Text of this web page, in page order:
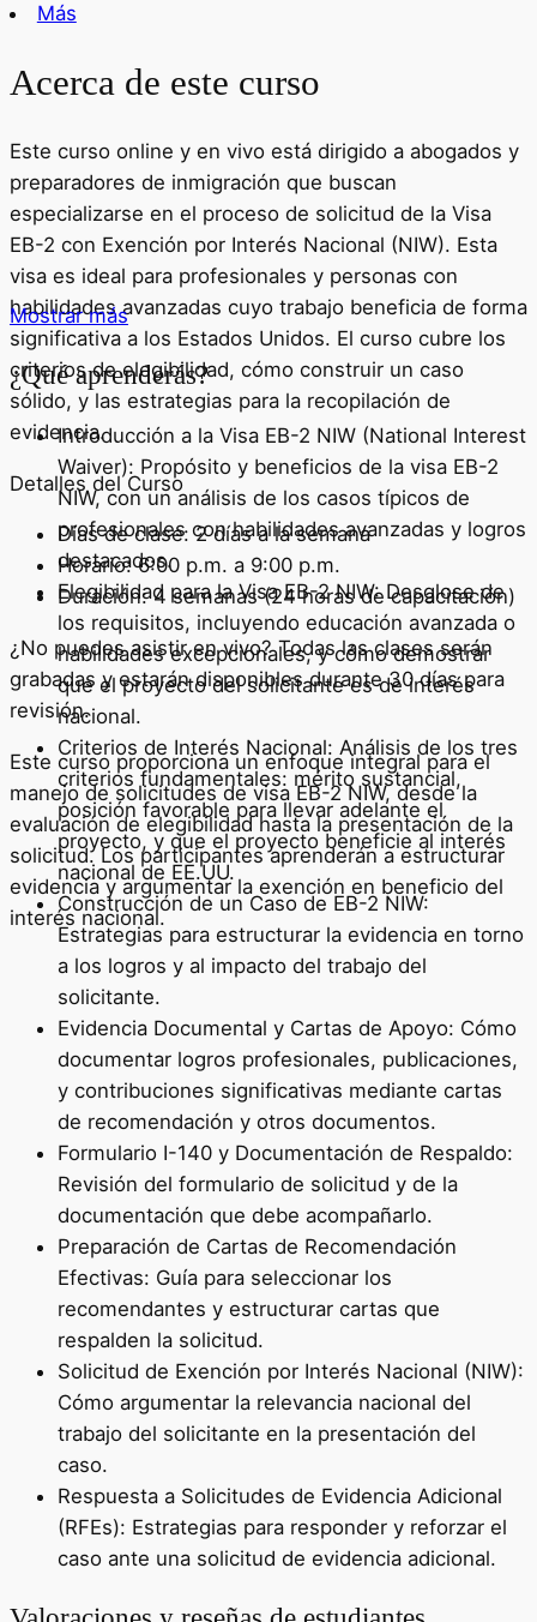
Más
Acerca de este curso
Este curso online y en vivo está dirigido a abogados y
preparadores de inmigración que buscan
especializarse en el proceso de solicitud de la Visa
EB-2 con Exención por Interés Nacional (NIW). Esta
visa es ideal para profesionales y personas con
habilidades avanzadas cuyo trabajo beneficia de forma
significativa a los Estados Unidos. El curso cubre los
criterios de elegibilidad, cómo construir un caso
sólido, y las estrategias para la recopilación de
evidencia.
Detalles del Curso
Días de clase: 2 días a la semana
Horario: 6:00 p.m. a 9:00 p.m.
Duración: 4 semanas (24 horas de capacitación)
¿No puedes asistir en vivo? Todas las clases serán
grabadas y estarán disponibles durante 30 días para
revisión.
Este curso proporciona un enfoque integral para el
manejo de solicitudes de visa EB-2 NIW, desde la
evaluación de elegibilidad hasta la presentación de la
solicitud. Los participantes aprenderán a estructurar
evidencia y argumentar la exención en beneficio del
interés nacional.
Mostrar más
¿Qué aprenderás?
Introducción a la Visa EB-2 NIW (National Interest
Waiver): Propósito y beneficios de la visa EB-2
NIW, con un análisis de los casos típicos de
profesionales con habilidades avanzadas y logros
destacados.
Elegibilidad para la Visa EB-2 NIW: Desglose de
los requisitos, incluyendo educación avanzada o
habilidades excepcionales, y cómo demostrar
que el proyecto del solicitante es de interés
nacional.
Criterios de Interés Nacional: Análisis de los tres
criterios fundamentales: mérito sustancial,
posición favorable para llevar adelante el
proyecto, y que el proyecto beneficie al interés
nacional de EE.UU.
Construcción de un Caso de EB-2 NIW:
Estrategias para estructurar la evidencia en torno
a los logros y al impacto del trabajo del
solicitante.
Evidencia Documental y Cartas de Apoyo: Cómo
documentar logros profesionales, publicaciones,
y contribuciones significativas mediante cartas
de recomendación y otros documentos.
Formulario I-140 y Documentación de Respaldo:
Revisión del formulario de solicitud y de la
documentación que debe acompañarlo.
Preparación de Cartas de Recomendación
Efectivas: Guía para seleccionar los
recomendantes y estructurar cartas que
respalden la solicitud.
Solicitud de Exención por Interés Nacional (NIW):
Cómo argumentar la relevancia nacional del
trabajo del solicitante en la presentación del
caso.
Respuesta a Solicitudes de Evidencia Adicional
(RFEs): Estrategias para responder y reforzar el
caso ante una solicitud de evidencia adicional.